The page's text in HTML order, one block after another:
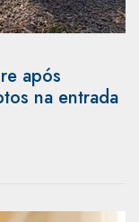
após
na entrada